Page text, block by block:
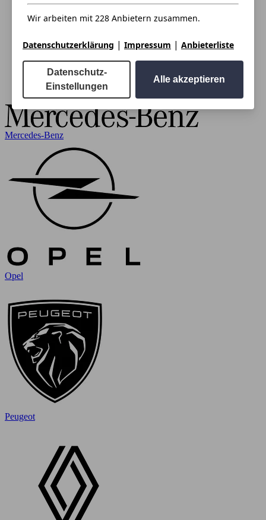
Mercedes-Benz
Opel
Peugeot
Wir arbeiten mit 228 Anbietern zusammen.
Datenschutzerklärung | Impressum | Anbieterliste
Datenschutz-
Einstellungen
Alle akzeptieren